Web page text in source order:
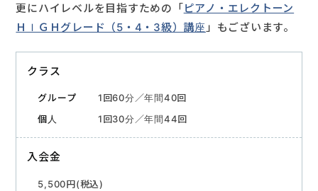
更にハイレベルを目指すための「ピアノ・エレクトーン
ＨＩＧＨグレード（5・4・3級）講座」もございます。
クラス
1回60分／年間40回
1回30分／年間44回
入会金
5,500円(税込)